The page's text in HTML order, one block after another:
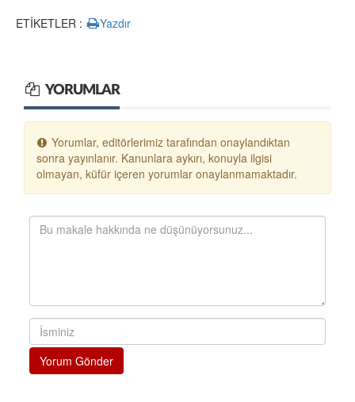
ETİKETLER :
Yazdır
YORUMLAR
Yorumlar, editörlerimiz tarafından onaylandıktan
sonra yayınlanır. Kanunlara aykırı, konuyla ilgisi
olmayan, küfür içeren yorumlar onaylanmamaktadır.
Yorum Gönder